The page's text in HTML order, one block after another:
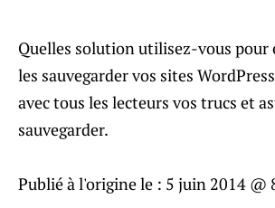
Quelles solution utilisez-vous pour
les sauvegarder vos sites
avec tous les lecteurs vos trucs et
sauvegarder.
Publié à l'origine le : 5 juin 2014 @